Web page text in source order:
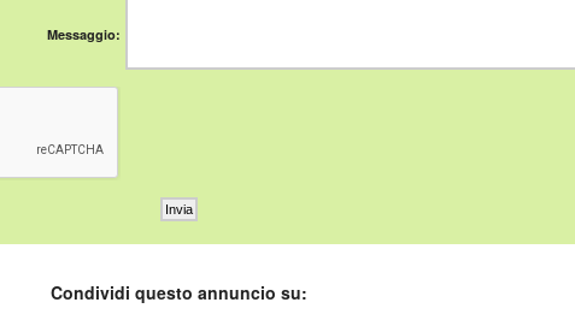
Messaggio:
Condividi questo annuncio su: